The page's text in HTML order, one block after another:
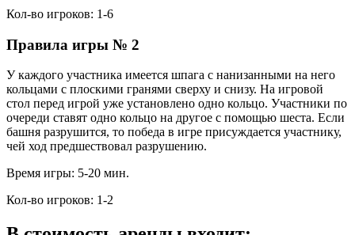
Кол-во игроков: 1-6
Правила игры № 2
У каждого участника имеется шпага с нанизанными на него
кольцами с плоскими гранями сверху и снизу. На игровой
стол перед игрой уже установлено одно кольцо. Участники по
очереди ставят одно кольцо на другое с помощью шеста. Если
башня разрушится, то победа в игре присуждается участнику,
чей ход предшествовал разрушению.
Время игры: 5-20 мин.
Кол-во игроков: 1-2